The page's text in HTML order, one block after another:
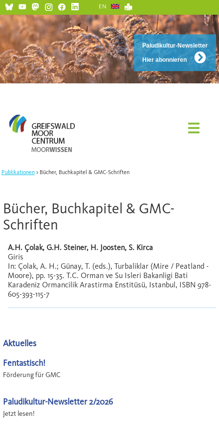
Paludikultur-Newsletter
Hier abonnieren
EN
Publikationen Bücher, Buchkapitel & GMC-Schriften
Bücher, Buchkapitel & GMC-
Schriften
A.H. Çolak, G.H. Steiner, H. Joosten, S. Kirca
Giris
In: Çolak, A. H.; Günay, T. (eds.), Turbaliklar (Mire / Peatland -
Moore), pp. 15-35. T.C. Orman ve Su Isleri Bakanligi Bati
Karadeniz Ormancilik Arastirma Enstitüsü, Istanbul, ISBN 978-
605-393-115-7
Aktuelles
Fentastisch!
Förderung für GMC
Paludikultur-Newsletter 2/2026
Jetzt lesen!